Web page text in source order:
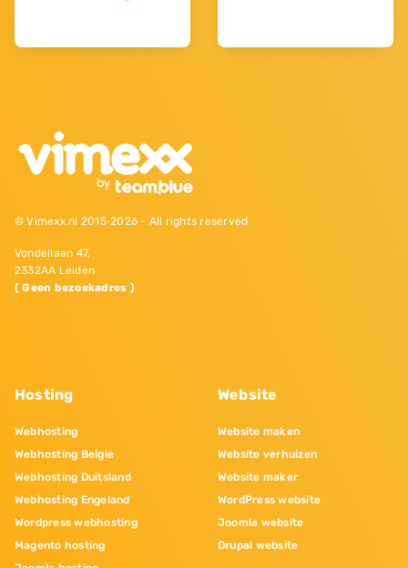
© Vimexx.nl 2015‐2026 - All rights reserved
Vondellaan 47,
2332AA Leiden
( Geen bezoekadres )
Hosting
Webhosting
Webhosting Belgie
Webhosting Duitsland
Webhosting Engeland
Wordpress webhosting
Magento hosting
Website
Website maken
Website verhuizen
Website maker
WordPress website
Joomla website
Drupal website